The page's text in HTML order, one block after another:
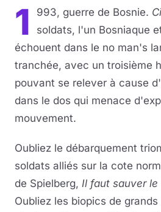
1 993, guerre de Bosnie.
soldats, l'un Bosniaque
échouent dans le no man's
tranchée, avec un troisième
pouvant se relever à cause
dans le dos qui menace
mouvement.
Oubliez le débarquement
soldats alliés sur la cote
de Spielberg, Il faut sauver le
Oubliez les biopics de